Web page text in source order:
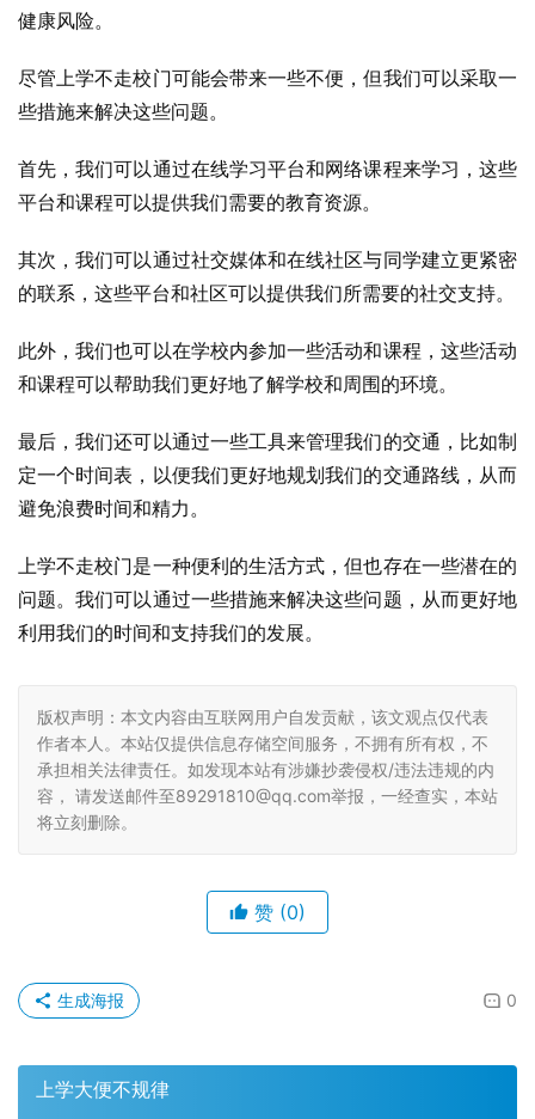
健康风险。
尽管上学不走校门可能会带来一些不便，但我们可以采取一
些措施来解决这些问题。
首先，我们可以通过在线学习平台和网络课程来学习，这些
平台和课程可以提供我们需要的教育资源。
其次，我们可以通过社交媒体和在线社区与同学建立更紧密
的联系，这些平台和社区可以提供我们所需要的社交支持。
此外，我们也可以在学校内参加一些活动和课程，这些活动
和课程可以帮助我们更好地了解学校和周围的环境。
最后，我们还可以通过一些工具来管理我们的交通，比如制
定一个时间表，以便我们更好地规划我们的交通路线，从而
避免浪费时间和精力。
上学不走校门是一种便利的生活方式，但也存在一些潜在的
问题。我们可以通过一些措施来解决这些问题，从而更好地
利用我们的时间和支持我们的发展。
版权声明：本文内容由互联网用户自发贡献，该文观点仅代表
作者本人。本站仅提供信息存储空间服务，不拥有所有权，不
承担相关法律责任。如发现本站有涉嫌抄袭侵权/违法违规的内
容， 请发送邮件至89291810@qq.com举报，一经查实，本站
将立刻删除。
赞 (0)
0
生成海报
上学大便不规律